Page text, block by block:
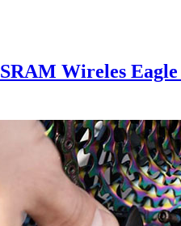
Wireles Eagle